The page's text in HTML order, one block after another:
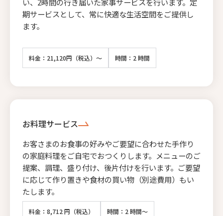
期サービスとして、常に快適な生活空間をご提供し
ます。
料金：21,120円（税込）～ 時間：2 時間
お料理サービス
お客さまのお食事の好みやご要望に合わせた手作り
の家庭料理をご自宅でおつくりします。メニューのご
提案、調理、盛り付け、後片付けを行います。ご要望
に応じて作り置きや食材の買い物（別途費用）もい
たします。
料金：8,712 円（税込） 時間：2 時間～